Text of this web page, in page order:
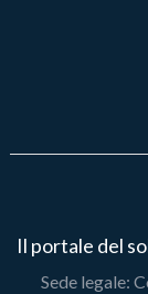
Il portale del
Sede legale: